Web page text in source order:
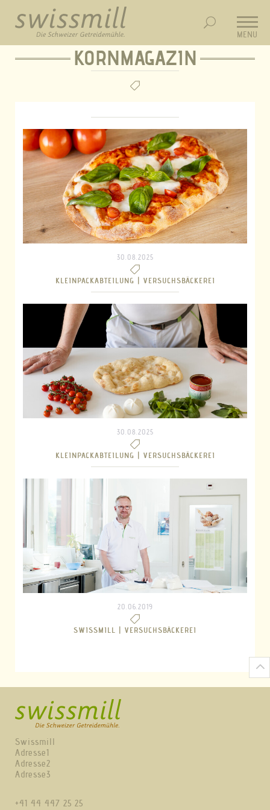
MENU
KORNMAGAZIN
30.08.2025
KLEINPACKABTEILUNG | VERSUCHSBÄCKEREI
30.08.2025
KLEINPACKABTEILUNG | VERSUCHSBÄCKEREI
20.06.2019
SWISSMILL | VERSUCHSBÄCKEREI
Swissmill
Adresse1
Adresse2
Adresse3
+41 44 447 25 25